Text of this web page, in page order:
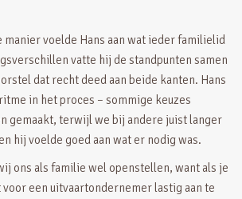
voelde Hans aan wat ieder familielid
vatte hij de standpunten samen
dat recht deed aan beide kanten. Hans
in het proces – sommige keuzes
gemaakt, terwijl we bij andere juist langer
hij voelde goed aan wat er nodig was.
ons als familie wel openstellen, want als je
een uitvaartondernemer lastig aan te